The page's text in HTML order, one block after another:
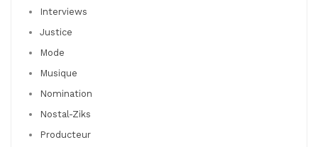
Interviews
Justice
Mode
Musique
Nomination
Nostal-Ziks
Producteur